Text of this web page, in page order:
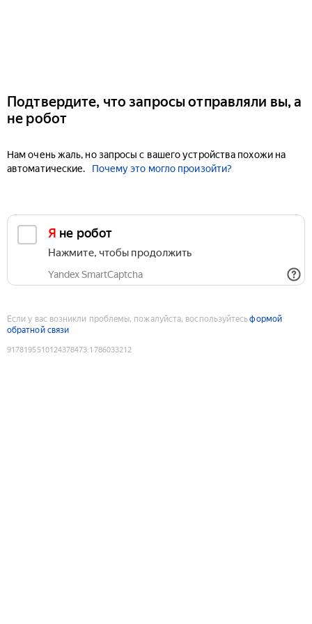
Подтвердите, что запросы отправляли вы, а
не робот
Нам очень жаль, но запросы с вашего устройства похожи на
автоматические.
Почему это могло произойти?
Я не робот
Нажмите, чтобы продолжить
Yandex SmartCaptcha
Если у вас возникли проблемы, пожалуйста, воспользуйтесьформой
обратной связи
9178195510124378473:1786033212